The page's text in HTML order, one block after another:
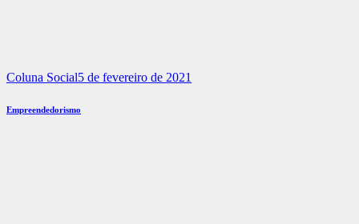
Coluna Social5 de fevereiro de 2021
Empreendedorismo